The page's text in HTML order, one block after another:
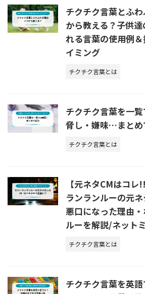
チクチク言葉とふ
から教える？子供
れる言葉の使用例
イミング
チクチク言葉とは
チクチク言葉を一
脅し・嫌味…まとめ
チクチク言葉とは
【元ネタCMはコ
ランランルーの元
悪口になった理由
ルーを解説/ネット
チクチク言葉とは
チクチク言葉を英